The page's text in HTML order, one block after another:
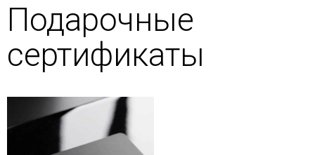
Подарочные
сертификаты